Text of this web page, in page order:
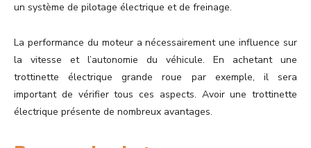
un système de pilotage électrique et de freinage.
La performance du moteur a nécessairement une influence sur
la vitesse et l’autonomie du véhicule. En achetant une
trottinette électrique grande roue par exemple, il sera
important de vérifier tous ces aspects. Avoir une trottinette
électrique présente de nombreux avantages.